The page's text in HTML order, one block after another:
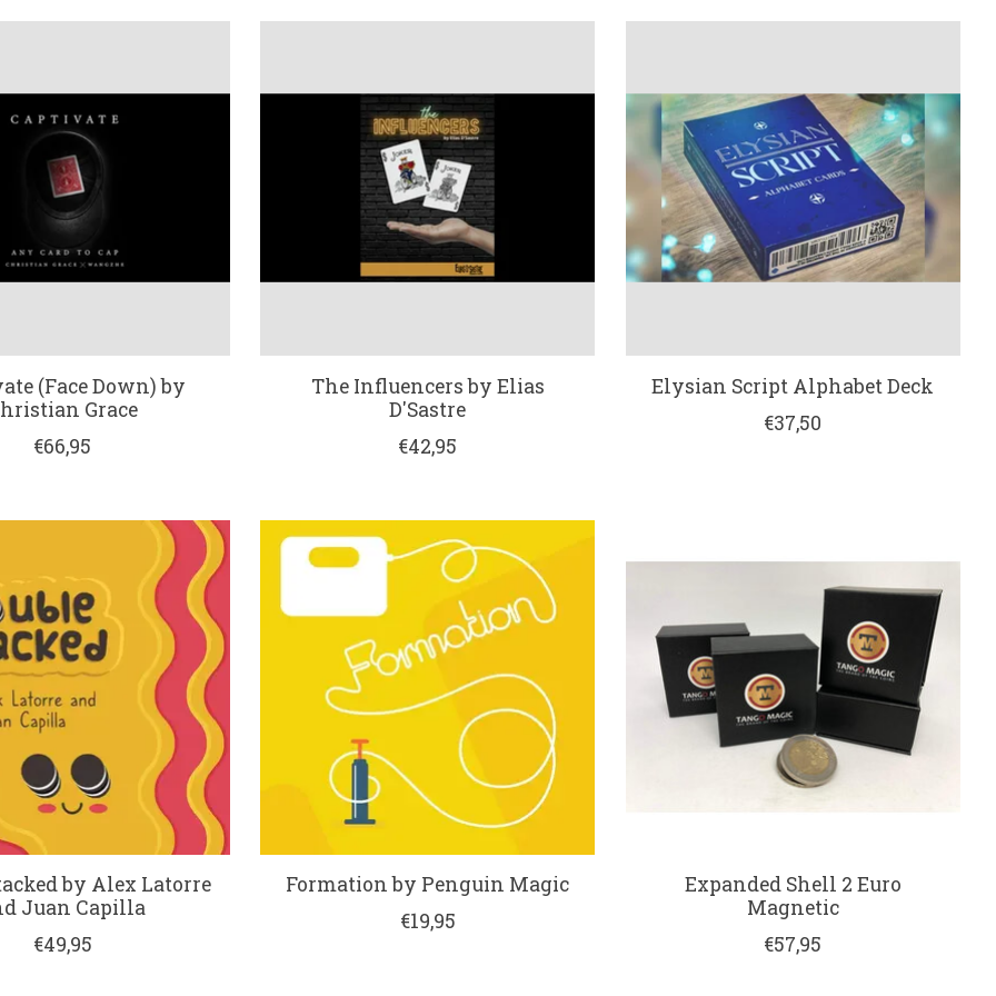
(Face Down) by
Grace
€66,95
The Influencers by Elias
D'Sastre
€42,95
Elysian Script Alphabet Deck
€37,50
by Alex Latorre
Juan Capilla
€49,95
Formation by Penguin Magic
€19,95
Expanded Shell 2 Euro
Magnetic
€57,95